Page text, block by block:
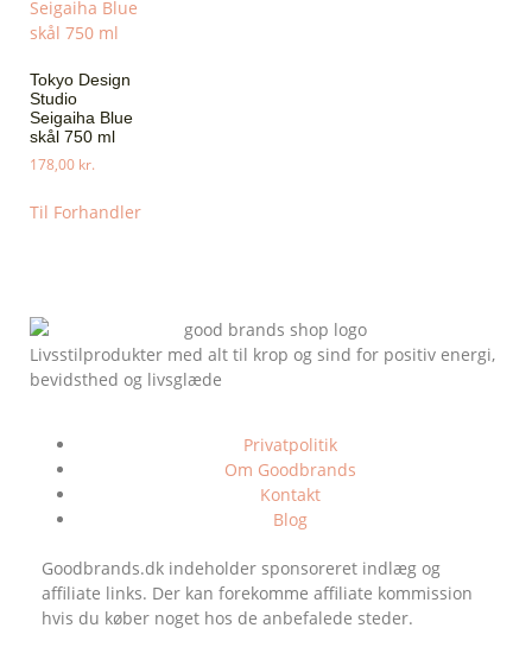
Tokyo Design
Studio
Seigaiha Blue
skål 750 ml
178,00 kr.
Til Forhandler
Livsstilprodukter med alt til krop og sind for positiv energi,
bevidsthed og livsglæde
Privatpolitik
Om Goodbrands
Kontakt
Blog
Goodbrands.dk indeholder sponsoreret indlæg og
affiliate links. Der kan forekomme affiliate kommission
hvis du køber noget hos de anbefalede steder.